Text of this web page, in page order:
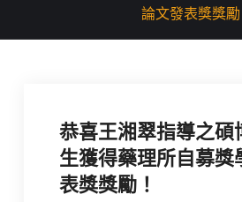
論文發表獎獎勵
恭喜王湘翠指導之碩
生獲得藥理所自募獎
表獎獎勵！